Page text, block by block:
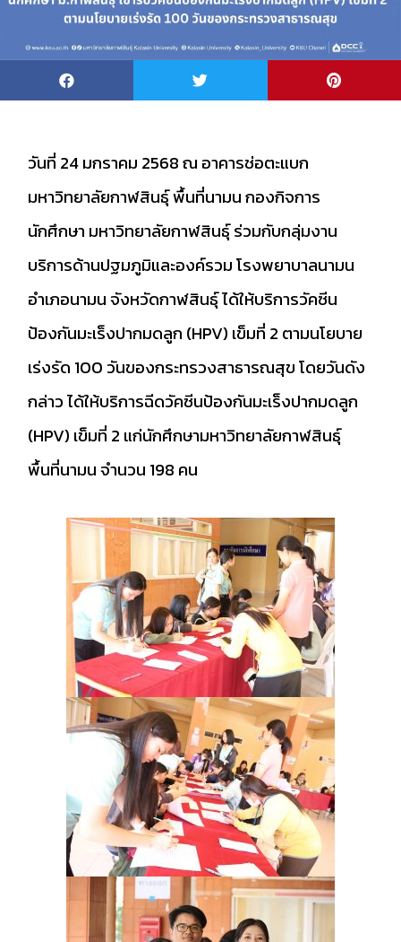
วันที่ 24 มกราคม 2568 ณ อาคารช่อตะแบก
มหาวิทยาลัยกาฬสินธุ์ พื้นที่นามน กองกิจการ
นักศึกษา มหาวิทยาลัยกาฬสินธุ์ ร่วมกับกลุ่มงาน
บริการด้านปฐมภูมิและองค์รวม โรงพยาบาลนามน
อำเภอนามน จังหวัดกาฬสินธุ์ ได้ให้บริการวัคซีน
ป้องกันมะเร็งปากมดลูก (HPV) เข็มที่ 2 ตามนโยบาย
เร่งรัด 100 วันของกระทรวงสาธารณสุข โดยวันดัง
กล่าว ได้ให้บริการฉีดวัคซีนป้องกันมะเร็งปากมดลูก
(HPV) เข็มที่ 2 แก่นักศึกษามหาวิทยาลัยกาฬสินธุ์
พื้นที่นามน จำนวน 198 คน